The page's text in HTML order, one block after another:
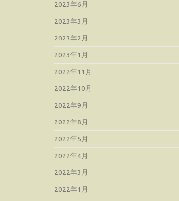
2023年6月
2023年3月
2023年2月
2023年1月
2022年11月
2022年10月
2022年9月
2022年8月
2022年5月
2022年4月
2022年3月
2022年1月